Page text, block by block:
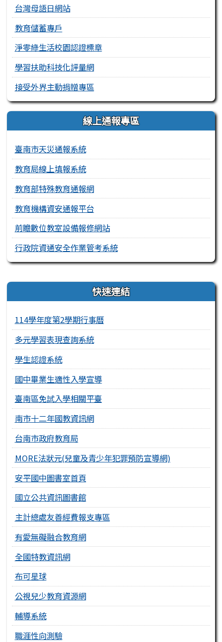
台灣母語日網站
教育儲蓄專戶
淨零綠生活校園認證標章
學習扶助科技化評量網
接受外界主動捐贈專區
線上通報專區
臺南市天災通報系統
教育局線上填報系統
教育部特殊教育通報網
教育機構資安通報平台
前瞻數位教室設備報修網站
行政院資通安全作業管考系統
右邊區域內容 快速連結
114學年度第2學期行事曆
多元學習表現查詢系統
學生認證系統
國中畢業生適性入學宣導
臺南區免試入學相關平臺
南市十二年國教資訊網
台南市政府教育局
MORE法狀元(兒童及青少年犯罪預防宣導網)
安平國中圖書室首頁
國立公共資訊圖書館
主計總處友善經費報支專區
有愛無礙融合教育網
全國特教資訊網
布可星球
公視兒少教育資源網
輔導系統
職涯性向測驗